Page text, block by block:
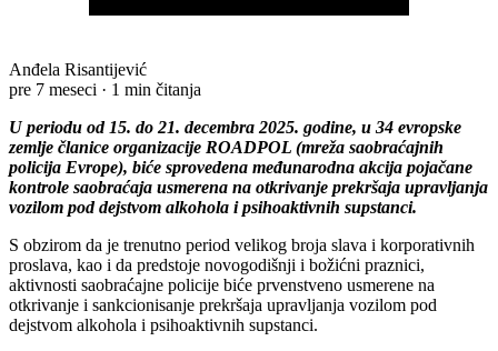
Anđela Risantijević
pre 7 meseci · 1 min čitanja
U periodu od 15. do 21. decembra 2025. godine, u 34 evropske
zemlјe članice organizacije ROADPOL (mreža saobraćajnih
policija Evrope), biće sprovedena međunarodna akcija pojačane
kontrole saobraćaja usmerena na otkrivanje prekršaja upravlјanja
vozilom pod dejstvom alkohola i psihoaktivnih supstanci.
S obzirom da je trenutno period velikog broja slava i korporativnih
proslava, kao i da predstoje novogodišnji i božićni praznici,
aktivnosti saobraćajne policije biće prvenstveno usmerene na
otkrivanje i sankcionisanje prekršaja upravlјanja vozilom pod
dejstvom alkohola i psihoaktivnih supstanci.